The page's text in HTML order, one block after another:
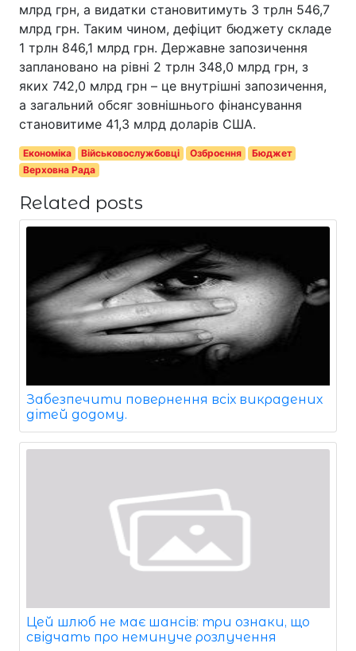
млрд грн, а видатки становитимуть 3 трлн 546,7
млрд грн. Таким чином, дефіцит бюджету складе
1 трлн 846,1 млрд грн. Державне запозичення
заплановано на рівні 2 трлн 348,0 млрд грн, з
яких 742,0 млрд грн – це внутрішні запозичення,
а загальний обсяг зовнішнього фінансування
становитиме 41,3 млрд доларів США.
Економіка Військовослужбовці Озброєння
Бюджет
Верховна Рада
Related posts
Забезпечити повернення всіх викрадених
дітей додому.
Цей шлюб не має шансів: три ознаки, що
свідчать про неминуче розлучення